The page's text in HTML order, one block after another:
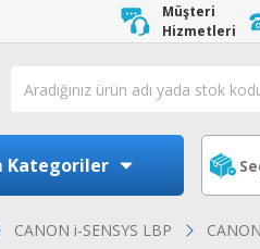
Müşteri
Hizmetleri
Kategoriler
CANON i-SENSYS LBP